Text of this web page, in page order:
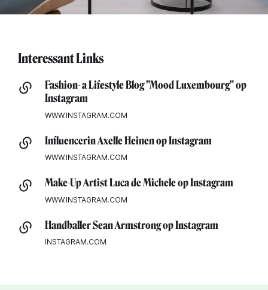
Interessant Links
Fashion- a Lifestyle Blog "Mood Luxembourg" op
Instagram
WWW.INSTAGRAM.COM
Influencerin Axelle Heinen op Instagram
WWW.INSTAGRAM.COM
Make-Up Artist Luca de Michele op Instagram
WWW.INSTAGRAM.COM
Handballer Sean Armstrong op Instagram
INSTAGRAM.COM